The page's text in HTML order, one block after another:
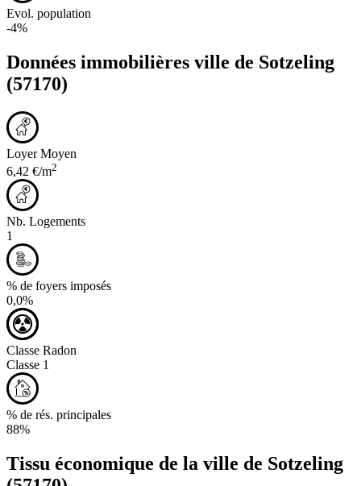
Evol. population
-4%
Données immobilières ville de Sotzeling
(57170)
Loyer Moyen
6,42 €/m2
Nb. Logements
1
% de foyers imposés
0,0%
Classe Radon
Classe 1
% de rés. principales
88%
Tissu économique de la ville de Sotzeling